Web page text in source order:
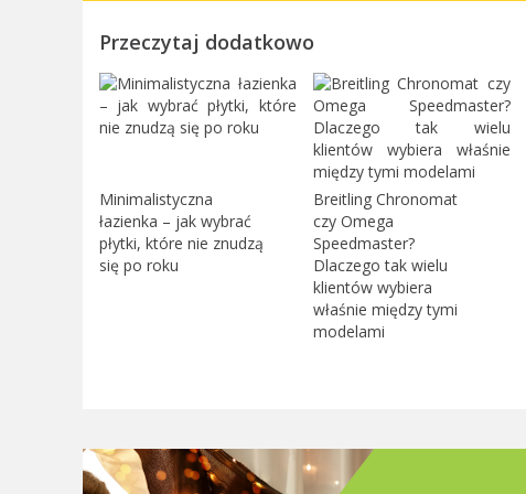
Przeczytaj dodatkowo
Minimalistyczna
łazienka – jak wybrać
płytki, które nie znudzą
się po roku
Breitling Chronomat
czy Omega
Speedmaster?
Dlaczego tak wielu
klientów wybiera
właśnie między tymi
modelami